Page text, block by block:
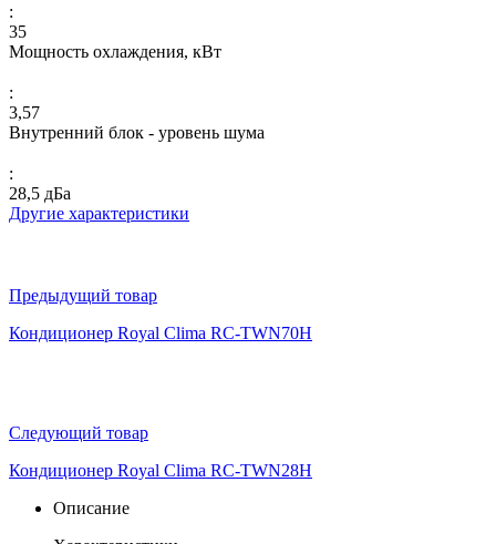
:
35
Мощность охлаждения, кВт
:
3,57
Внутренний блок - уровень шума
:
28,5 дБа
Другие характеристики
Предыдущий товар
Кондиционер Royal Clima RC-TWN70H
Следующий товар
Кондиционер Royal Clima RC-TWN28H
Описание